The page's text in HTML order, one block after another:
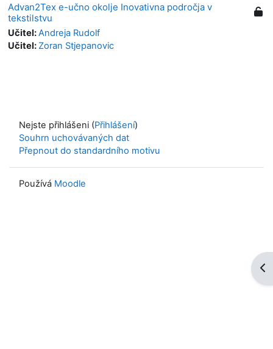
Advan2Tex e-učno okolje Inovativna področja v
tekstilstvu
Učitel:Andreja Rudolf
Učitel: Zoran Stjepanovic
Nejste přihlášeni (Přihlášení)
Souhrn uchovávaných dat
Přepnout do standardního motivu
Používá Moodle